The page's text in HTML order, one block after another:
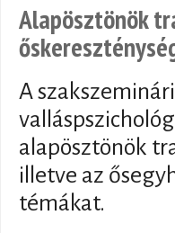
Alapösztönök
A
alapösztönök
illetve az
témákat.